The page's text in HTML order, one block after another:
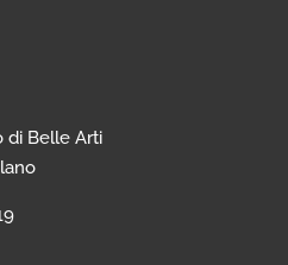
di Belle Arti